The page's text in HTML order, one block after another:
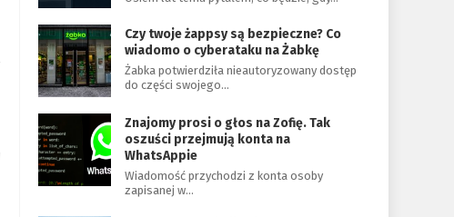
Czy twoje żappsy są bezpieczne? Co
wiadomo o cyberataku na Żabkę
Żabka potwierdziła nieautoryzowany dostęp
do części swojego…
Znajomy prosi o głos na Zofię. Tak
oszuści przejmują konta na
WhatsAppie
Wiadomość przychodzi z konta osoby
zapisanej w…